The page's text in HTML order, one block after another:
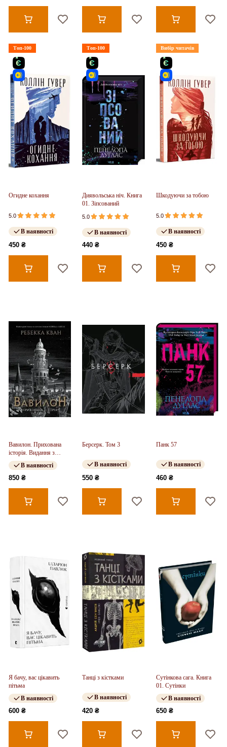
Топ-100
Огидне кохання
5.0
В наявності
450 ₴
Топ-100
Диявольська ніч. Книга
01. Зіпсований
5.0
В наявності
440 ₴
Вибір читачів
Шкодуючи за тобою
5.0
В наявності
450 ₴
Вавилон. Прихована
історія. Видання з
ілюстрованим зрізом
(у)
В наявності
850 ₴
Берсерк. Том 3
В наявності
550 ₴
Панк 57
В наявності
460 ₴
Я бачу, вас цікавить
пітьма
В наявності
600 ₴
Танці з кістками
В наявності
420 ₴
Сутінкова сага. Книга
01. Сутінки
В наявності
650 ₴